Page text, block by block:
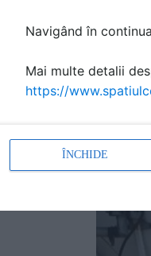
Navigând în
Mai multe detalii
https://
ÎNCHIDE